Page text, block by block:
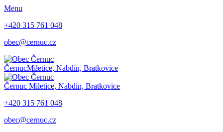
Menu
+420 315 761 048
obec@cernuc.cz
ČernucMiletice, Nabdín, Bratkovice
Černuc Miletice, Nabdín, Bratkovice
+420 315 761 048
obec@cernuc.cz